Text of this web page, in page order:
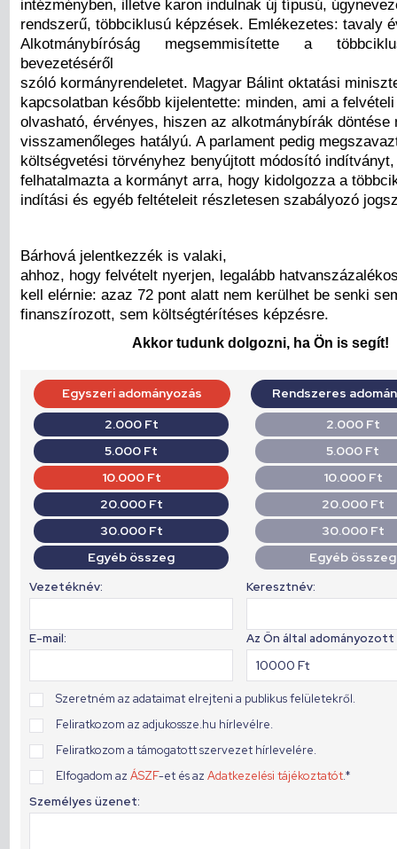
intézményben, illetve karon indulnak új típusú,
rendszerű, többciklusú képzések. Emlékezetes: tavaly
Alkotmánybíróság megsemmisítette a
bevezetéséről
szóló kormányrendeletet. Magyar Bálint oktatási
kapcsolatban később kijelentette: minden, ami a
olvasható, érvényes, hiszen az alkotmánybírák döntése
visszamenőleges hatályú. A parlament pedig
költségvetési törvényhez benyújtott módosító
felhatalmazta a kormányt arra, hogy kidolgozza a
indítási és egyéb feltételeit részletesen szabályozó
Bárhová jelentkezzék is valaki,
ahhoz, hogy felvételt nyerjen, legalább
kell elérnie: azaz 72 pont alatt nem kerülhet be senki
finanszírozott, sem költségtérítéses képzésre.
Akkor tudunk dolgozni, ha Ön is segít!